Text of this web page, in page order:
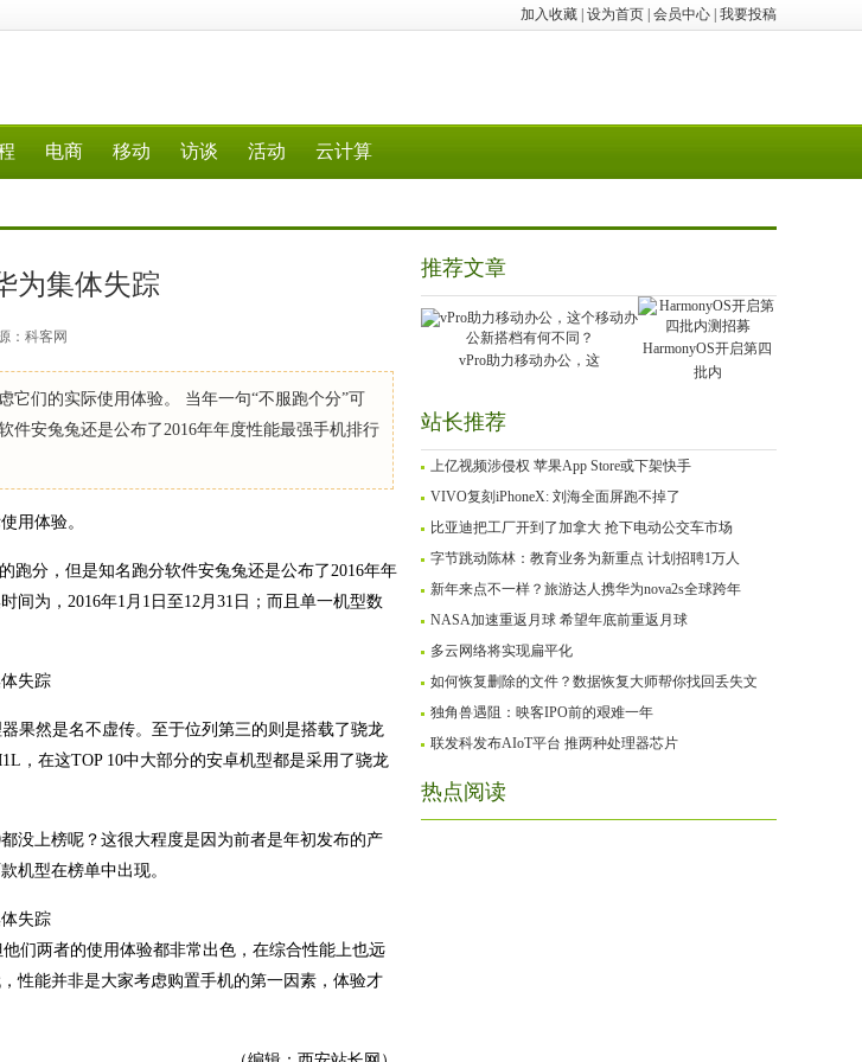
加入收藏 设为首页 会员中心 我要投稿
电商 移动 访谈 活动 云计算
为集体失踪
：科客网
们的实际使用体验。 当年一句“不服跑个分”可
件安兔兔还是公布了2016年年度性能最强手机排行
用体验。
跑分，但是知名跑分软件安兔兔还是公布了2016年年
为，2016年1月1日至12月31日；而且单一机型数
果然是名不虚传。至于位列第三的则是搭载了骁龙
，在这TOP 10中大部分的安卓机型都是采用了骁龙
没上榜呢？这很大程度是因为前者是年初发布的产
机型在榜单中出现。
们两者的使用体验都非常出色，在综合性能上也远
性能并非是大家考虑购置手机的第一因素，体验才
推荐文章
vPro助力移动办公，这
HarmonyOS开启第四
批内
站长推荐
上亿视频涉侵权 苹果App Store或下架快手
VIVO复刻iPhoneX: 刘海全面屏跑不掉了
比亚迪把工厂开到了加拿大 抢下电动公交车市场
字节跳动陈林：教育业务为新重点 计划招聘1万人
新年来点不一样？旅游达人携华为nova2s全球跨年
NASA加速重返月球 希望年底前重返月球
多云网络将实现扁平化
如何恢复删除的文件？数据恢复大师帮你找回丢失文
独角兽遇阻：映客IPO前的艰难一年
联发科发布AIoT平台 推两种处理器芯片
热点阅读